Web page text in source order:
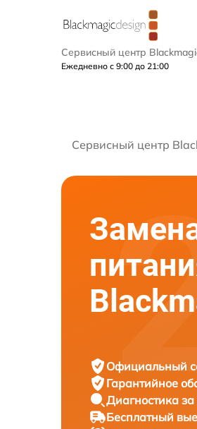
Сервисный центр
Ежедневно с 9:00 до 21:00
Сервисный центр
Официальный
Гарантийное
Диагностика за
Бесплатный